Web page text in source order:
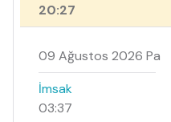
20:27
09 Ağustos 2026 Pa
İmsak
03:37